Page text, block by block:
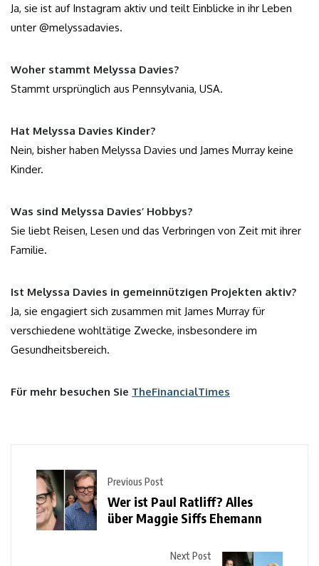
Ja, sie ist auf Instagram aktiv und teilt Einblicke in ihr Leben
unter @melyssadavies.
Woher stammt Melyssa Davies?
Stammt ursprünglich aus Pennsylvania, USA.
Hat Melyssa Davies Kinder?
Nein, bisher haben Melyssa Davies und James Murray keine
Kinder.
Was sind Melyssa Davies’ Hobbys?
Sie liebt Reisen, Lesen und das Verbringen von Zeit mit ihrer
Familie.
Ist Melyssa Davies in gemeinnützigen Projekten aktiv?
Ja, sie engagiert sich zusammen mit James Murray für
verschiedene wohltätige Zwecke, insbesondere im
Gesundheitsbereich.
Für mehr besuchen Sie TheFinancialTimes
Previous Post
Wer ist Paul Ratliff? Alles
über Maggie Siffs Ehemann
Next Post